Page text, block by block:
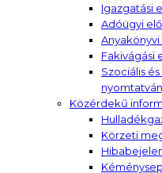
Igazgatási
Adóügyi
Fakivágási
Szociális
Közérdekű
Körzeti